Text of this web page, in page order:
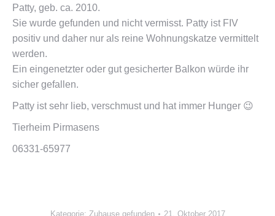
Patty, geb. ca. 2010.
Sie wurde gefunden und nicht vermisst. Patty ist FIV
positiv und daher nur als reine Wohnungskatze vermittelt
werden.
Ein eingenetzter oder gut gesicherter Balkon würde ihr
sicher gefallen.
Patty ist sehr lieb, verschmust und hat immer Hunger 😉
Tierheim Pirmasens
06331-65977
Kategorie: Zuhause gefunden 21. Oktober 2017